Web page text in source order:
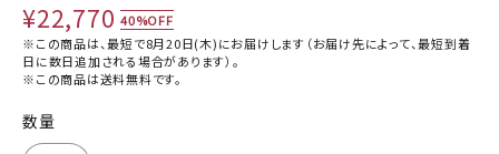
¥22,770 40%OFF
※この商品は、最短で8月20日(木)にお届けします（お届け先によって、最短到着
日に数日追加される場合があります）。
※この商品は送料無料です。
数量